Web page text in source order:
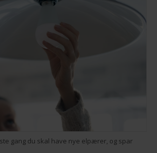
gang du skal have nye elpærer, og spar